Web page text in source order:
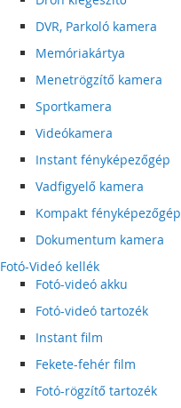
DVR, Parkoló kamera
Memóriakártya
Menetrögzítő kamera
Sportkamera
Videókamera
Instant fényképezőgép
Vadfigyelő kamera
Kompakt fényképezőgép
Dokumentum kamera
Fotó-Videó kellék
Fotó-videó akku
Fotó-videó tartozék
Instant film
Fekete-fehér film
Fotó-rögzítő tartozék